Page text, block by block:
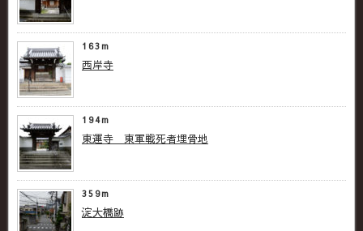
163m
西岸寺
194m
東運寺 東軍戦死者埋骨地
359m
淀大橋跡